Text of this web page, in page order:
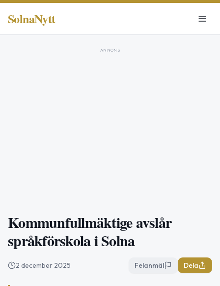
SolnaNytt
ANNONS
Kommunfullmäktige avslår
språkförskola i Solna
2 december 2025 Felanmäl Dela